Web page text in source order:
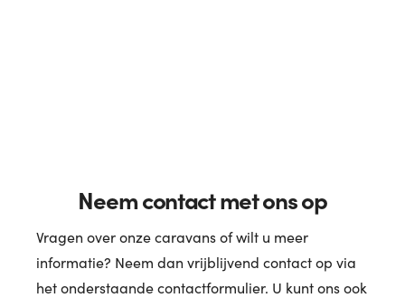
Neem contact met ons op
Vragen over onze caravans of wilt u meer
informatie? Neem dan vrijblijvend contact op via
het onderstaande contactformulier. U kunt ons ook